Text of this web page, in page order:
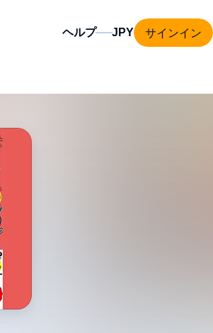
ヘルプ サインイン